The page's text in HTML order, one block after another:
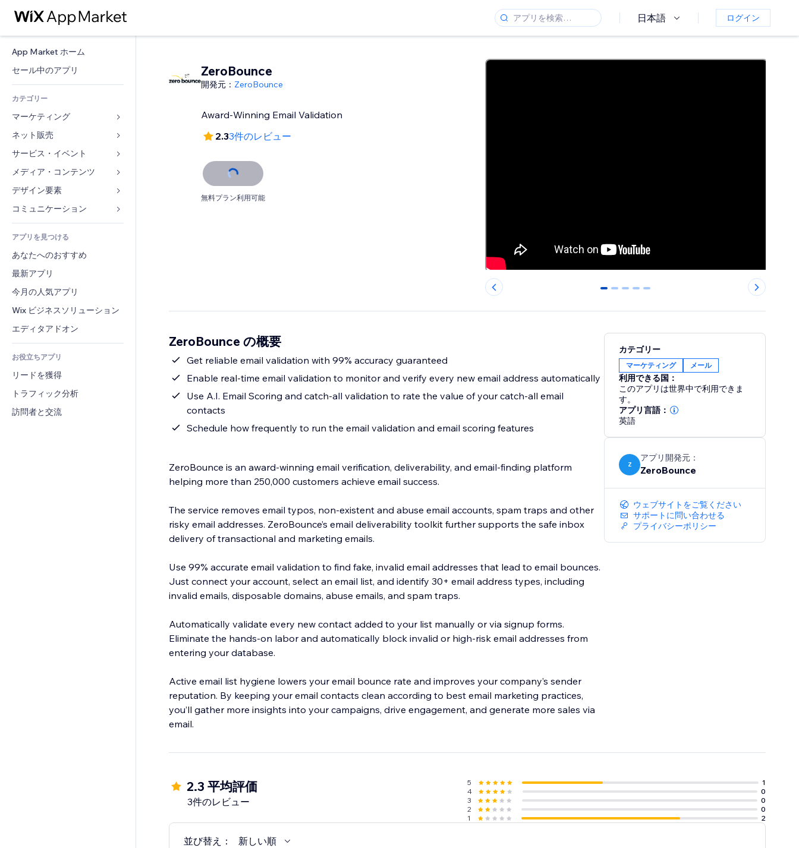
日本語 ログイン
App Market ホーム
セール中のアプリ
カテゴリー
マーケティング
広告
モバイル
アクセス解析
リスティング広告
メール
コンバージョン
ネット販売
ストア用アプリ
発送・配達
販売ボタン
会計
クーポン・特典
倉庫管理ソリューション
ドロップシッピング
食品・飲料
サービス・イベント
ホテル
イベント
レストラン
不動産
ブッキング
メディア・コンテンツ
ギャラリー
音楽
ポッドキャスト
写真
動画
PDF
ファイル共有
ニュース
デザイン要素
マップ・ナビ
プライバシー・セキュリティ
時計
ページテンプレート
画像効果
ボタン・メニュー
バナー・バッジ
電卓
検索
天気
チャート・テーブル
フォーム
ブログ
投票
チャット
コメント
電話
コミュニティィ
レビュー・お客さまの声
CRM
アプリを見つける
あなたへのおすすめ
最新アプリ
今月の人気アプリ
Wix ビジネスソリューション
エディタアドオン
お役立ちアプリ
リードを獲得
トラフィック分析
訪問者と交流
ZeroBounce
開発元： ZeroBounce
Award-Winning Email Validation
2.33件のレビュー
無料プラン利用可能
0 1 2 3 4
ZeroBounce の概要
Get reliable email validation with 99% accuracy guaranteed
Enable real-time email validation to monitor and verify every new email address automatically
Use A.I. Email Scoring and catch-all validation to rate the value of your catch-all email
contacts
Schedule how frequently to run the email validation and email scoring features
ZeroBounce is an award-winning email verification, deliverability, and email-finding platform
helping more than 250,000 customers achieve email success.
The service removes email typos, non-existent and abuse email accounts, spam traps and other
risky email addresses. ZeroBounce’s email deliverability toolkit further supports the safe inbox
delivery of transactional and marketing emails.
Use 99% accurate email validation to find fake, invalid email addresses that lead to email bounces.
Just connect your account, select an email list, and identify 30+ email address types, including
invalid emails, disposable domains, abuse emails, and spam traps.
Automatically validate every new contact added to your list manually or via signup forms.
Eliminate the hands-on labor and automatically block invalid or high-risk email addresses from
entering your database.
Active email list hygiene lowers your email bounce rate and improves your company’s sender
reputation. By keeping your email contacts clean according to best email marketing practices,
you’ll gather more insights into your campaigns, drive engagement, and generate more sales via
email.
カテゴリー
マーケティング メール
利用できる国：
このアプリは世界中で利用できま
す。
アプリ言語：
英語
Z
アプリ開発元：
ZeroBounce
ウェブサイトをご覧ください
サポートに問い合わせる
プライバシーポリシー
2.3 平均評価
3件のレビュー
5
1
4
0
3
0
2
0
1
2
並び替え： 新しい順